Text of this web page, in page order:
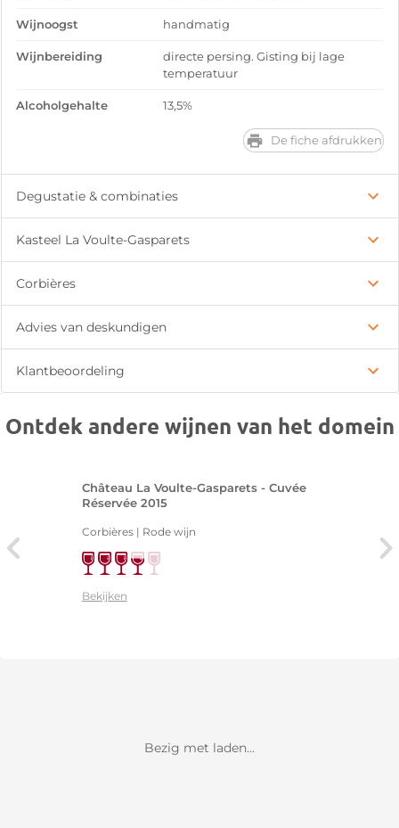
Wijnoogst handmatig
Wijnbereiding
directe persing. Gisting bij lage
temperatuur
Alcoholgehalte 13,5%
De fiche afdrukken
Degustatie & combinaties
Kasteel La Voulte-Gasparets
Corbières
Advies van deskundigen
Klantbeoordeling
Ontdek andere wijnen van het domein
Château La Voulte-Gasparets - Cuvée
Réservée 2015
Corbières | Rode wijn
Bekijken
Bezig met laden...